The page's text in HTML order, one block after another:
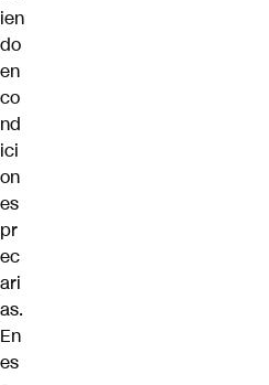
ien
do
en
co
nd
ici
on
es
pr
ec
ari
as.
En
es